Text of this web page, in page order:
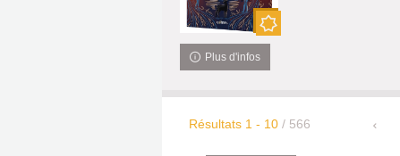
Nouveauté
Plus d'infos
Résultats 1 - 10 / 566